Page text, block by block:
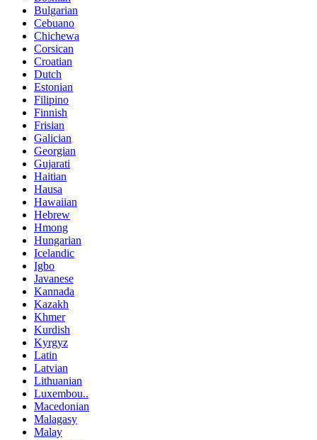
Bulgarian
Cebuano
Chichewa
Corsican
Croatian
Dutch
Estonian
Filipino
Finnish
Frisian
Galician
Georgian
Gujarati
Haitian
Hausa
Hawaiian
Hebrew
Hmong
Hungarian
Icelandic
Igbo
Javanese
Kannada
Kazakh
Khmer
Kurdish
Kyrgyz
Latin
Latvian
Lithuanian
Luxembou..
Macedonian
Malagasy
Malay